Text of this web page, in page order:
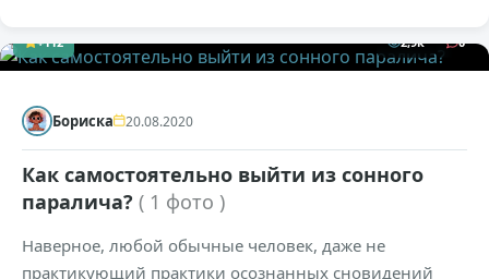
+112 2,9к 0
Бориска 20.08.2020
Как самостоятельно выйти из сонного
паралича? ( 1 фото )
Наверное, любой обычные человек, даже не
практикующий практики осознанных сновидений